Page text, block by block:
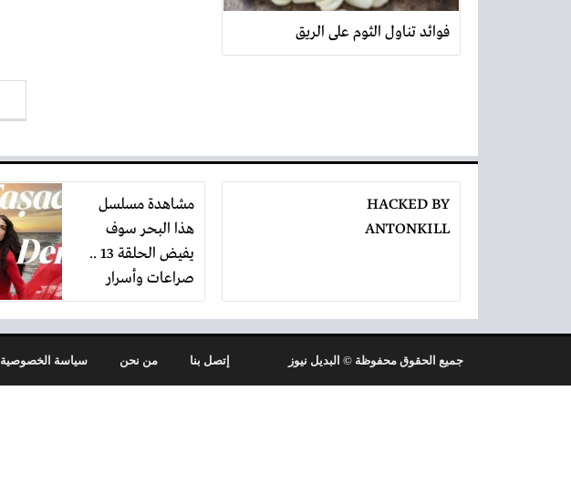
فوائد تناول الثوم على الريق
HACKED BY
ANTONKILL
مشاهدة مسلسل
هذا البحر سوف
يفيض الحلقة 13 ..
صراعات وأسرار
تنكشف
إتصل بنا من نحن سياسة الخصوصية جميع الحقوق محفوظة © البديل نيوز